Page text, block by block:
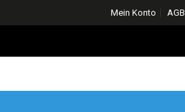
Mein Konto AGB